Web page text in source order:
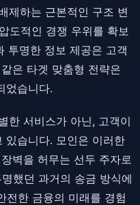
제하는 근본적인 구조 변
도적인 경쟁 우위를 확보
투명한 정보 제공은 고객
은 타겟 맞춤형 전략은
었습니다.
한 서비스가 아닌, 고객이
있습니다. 모인은 이러한
벽을 허무는 선두 주자로
했던 과거의 송금 방식에
전한 금융의 미래를 경험